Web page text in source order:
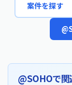
案件を探す
@SOHOで